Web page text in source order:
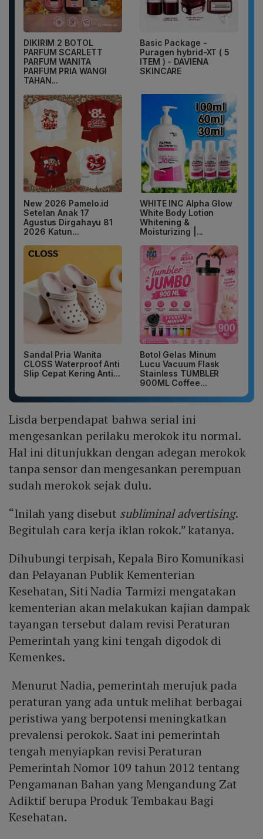
DIKIRIM 2 BOTOL
PARFUM SCARLETT
PARFUM WANITA
PARFUM PRIA WANGI
TAHAN...
Basic Package -
Puragen hybrid-XT ( 5
ITEM ) - DAVIENA
SKINCARE
New 2026 Pamelo.id
Setelan Anak 17
Agustus Dirgahayu 81
2026 Katun...
WHITE INC Alpha Glow
White Body Lotion
Whitening &
Moisturizing |...
Sandal Pria Wanita
CLOSS Waterproof Anti
Slip Cepat Kering Anti...
Botol Gelas Minum
Lucu Vacuum Flask
Stainless TUMBLER
900ML Coffee...
Lisda berpendapat bahwa serial ini
mengesankan perilaku merokok itu normal.
Hal ini ditunjukkan dengan adegan merokok
tanpa sensor dan mengesankan perempuan
sudah merokok sejak dulu.
“Inilah yang disebut subliminal advertising.
Begitulah cara kerja iklan rokok.” katanya.
Dihubungi terpisah, Kepala Biro Komunikasi
dan Pelayanan Publik Kementerian
Kesehatan, Siti Nadia Tarmizi mengatakan
kementerian akan melakukan kajian dampak
tayangan tersebut dalam revisi Peraturan
Pemerintah yang kini tengah digodok di
Kemenkes.
Menurut Nadia, pemerintah merujuk pada
peraturan yang ada untuk melihat berbagai
peristiwa yang berpotensi meningkatkan
prevalensi perokok. Saat ini pemerintah
tengah menyiapkan revisi Peraturan
Pemerintah Nomor 109 tahun 2012 tentang
Pengamanan Bahan yang Mengandung Zat
Adiktif berupa Produk Tembakau Bagi
Kesehatan.